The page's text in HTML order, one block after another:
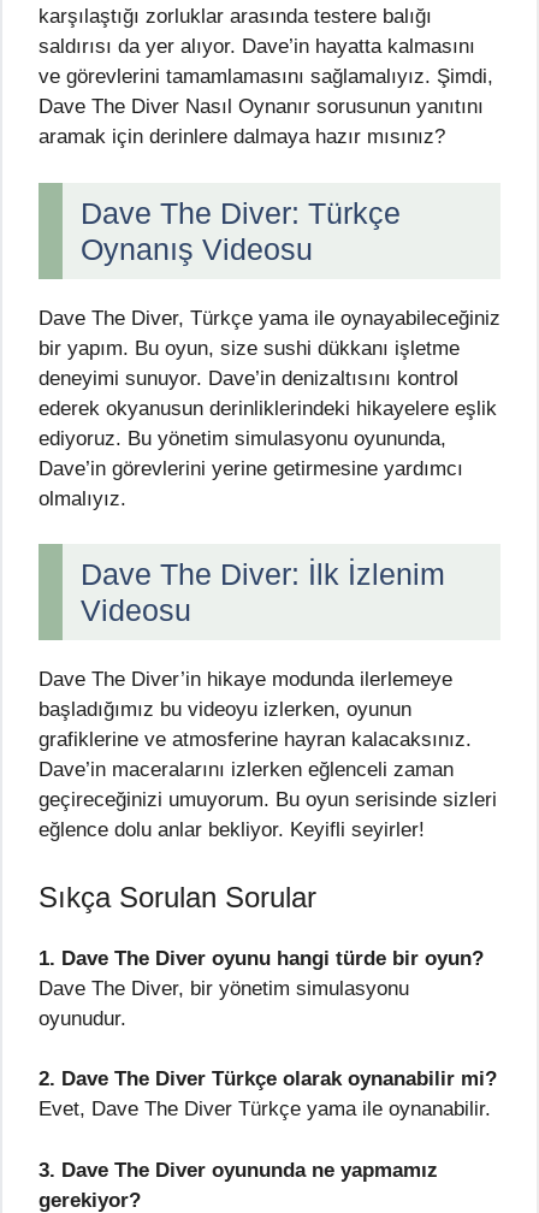
karşılaştığı zorluklar arasında testere balığı
saldırısı da yer alıyor. Dave’in hayatta kalmasını
ve görevlerini tamamlamasını sağlamalıyız. Şimdi,
Dave The Diver Nasıl Oynanır sorusunun yanıtını
aramak için derinlere dalmaya hazır mısınız?
Dave The Diver: Türkçe
Oynanış Videosu
Dave The Diver, Türkçe yama ile oynayabileceğiniz
bir yapım. Bu oyun, size sushi dükkanı işletme
deneyimi sunuyor. Dave’in denizaltısını kontrol
ederek okyanusun derinliklerindeki hikayelere eşlik
ediyoruz. Bu yönetim simulasyonu oyununda,
Dave’in görevlerini yerine getirmesine yardımcı
olmalıyız.
Dave The Diver: İlk İzlenim
Videosu
Dave The Diver’in hikaye modunda ilerlemeye
başladığımız bu videoyu izlerken, oyunun
grafiklerine ve atmosferine hayran kalacaksınız.
Dave’in maceralarını izlerken eğlenceli zaman
geçireceğinizi umuyorum. Bu oyun serisinde sizleri
eğlence dolu anlar bekliyor. Keyifli seyirler!
Sıkça Sorulan Sorular
1. Dave The Diver oyunu hangi türde bir oyun?
Dave The Diver, bir yönetim simulasyonu
oyunudur.
2. Dave The Diver Türkçe olarak oynanabilir mi?
Evet, Dave The Diver Türkçe yama ile oynanabilir.
3. Dave The Diver oyununda ne yapmamız
gerekiyor?